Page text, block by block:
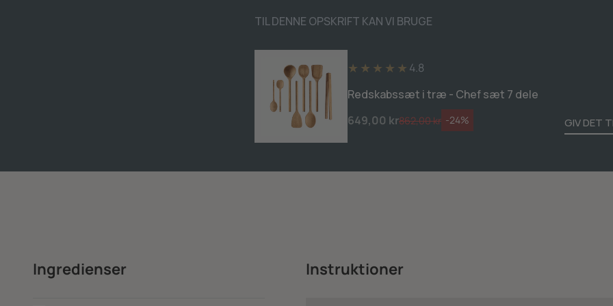
TIL DENNE OPSKRIFT KAN VI BRUGE
★★★★★ 4.8
Redskabssæt i træ - Chef sæt 7 dele
649,00 kr862,00 kr -24% GIV DET
Ingredienser Instruktioner